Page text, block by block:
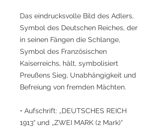
Das eindrucksvolle Bild des Adlers,
Symbol des Deutschen Reiches, der
in seinen Fängen die Schlange,
Symbol des Französischen
Kaiserreichs, hält, symbolisiert
Preußens Sieg, Unabhängigkeit und
Befreiung von fremden Mächten.
• Aufschrift: „DEUTSCHES REICH
1913“ und „ZWEI MARK (2 Mark)“